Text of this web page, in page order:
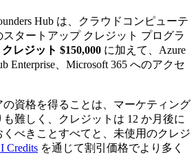
Hub は、クラウドコンピューテ
タートアップ クレジット プログラ
レジット $150,000 に加えて、Azure
Enterprise、Microsoft 365 へのアクセ
資格を得ることは、マーケティング
難しく、クレジットは 12 か月後に
べきことすべてと、未使用のクレジ
Credits を通じて割引価格でより多く